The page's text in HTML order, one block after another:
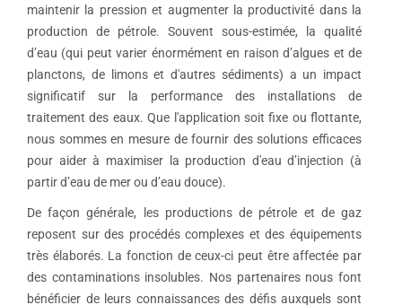
maintenir la pression et augmenter la productivité dans la
production de pétrole. Souvent sous-estimée, la qualité
d’eau (qui peut varier énormément en raison d’algues et de
planctons, de limons et d'autres sédiments) a un impact
significatif sur la performance des installations de
traitement des eaux. Que l'application soit fixe ou flottante,
nous sommes en mesure de fournir des solutions efficaces
pour aider à maximiser la production d'eau d’injection (à
partir d’eau de mer ou d’eau douce).
De façon générale, les productions de pétrole et de gaz
reposent sur des procédés complexes et des équipements
très élaborés. La fonction de ceux-ci peut être affectée par
des contaminations insolubles. Nos partenaires nous font
bénéficier de leurs connaissances des défis auxquels sont